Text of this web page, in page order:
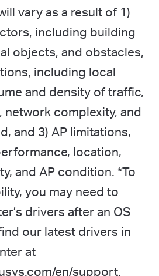
vary as a result of 1)
including building
objects, and obstacles,
including local
and density of traffic,
complexity, and
and 3) AP limitations,
location,
and AP condition. *To
you may need to
drivers after an OS
our latest drivers in
at
en/support.